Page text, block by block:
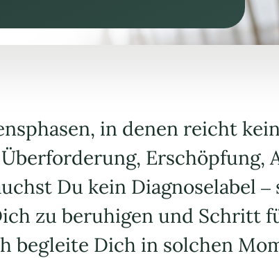
in denen reicht
Du kein Diagnoselabel
zu beruhigen und Schritt
begleite Dich in solchen